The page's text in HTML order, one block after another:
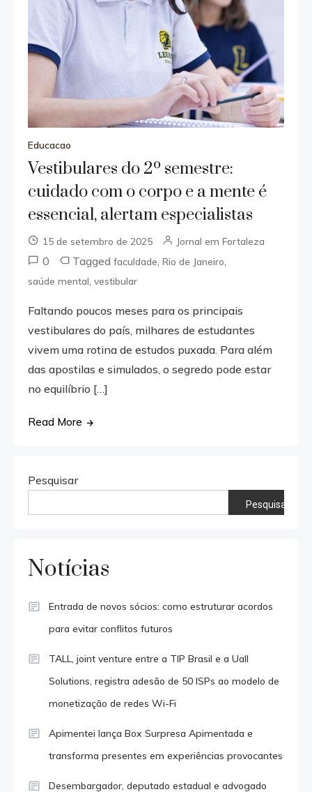
Educacao
Vestibulares do 2º semestre:
cuidado com o corpo e a mente é
essencial, alertam especialistas
15 de setembro de 2025 Jornal em Fortaleza
0 Taggedfaculdade ,Rio de Janeiro
saúde mental ,vestibular
Faltando poucos meses para os principais
vestibulares do país, milhares de estudantes
vivem uma rotina de estudos puxada. Para além
das apostilas e simulados, o segredo pode estar
no equilíbrio […]
Read More
Pesquisar
Pesquisar
Notícias
Entrada de novos sócios: como estruturar acordos
para evitar conflitos futuros
TALL, joint venture entre a TIP Brasil e a Uall
Solutions, registra adesão de 50 ISPs ao modelo de
monetização de redes Wi-Fi
Apimentei lança Box Surpresa Apimentada e
transforma presentes em experiências provocantes
Desembargador, deputado estadual e advogado